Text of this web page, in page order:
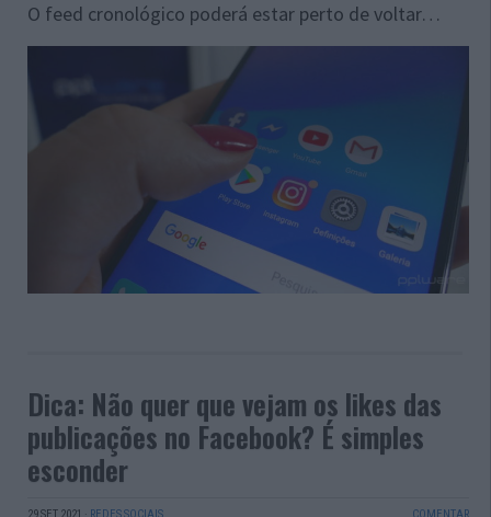
O feed cronológico poderá estar perto de voltar…
Dica: Não quer que vejam os likes das
publicações no Facebook? É simples
esconder